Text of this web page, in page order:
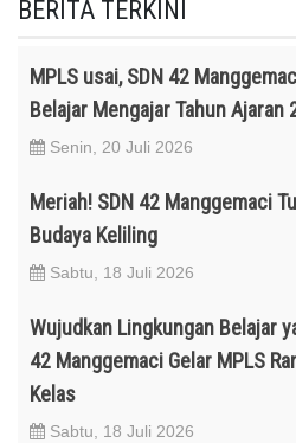
BERITA TERKINI
MPLS usai, SDN 42
Belajar Mengajar Tahun Ajaran
Senin, 20 Juli 2026
Meriah! SDN 42 Manggemaci
Budaya Keliling
Sabtu, 18 Juli 2026
Wujudkan Lingkungan Belajar
42 Manggemaci Gelar MPLS
Kelas
Sabtu, 18 Juli 2026